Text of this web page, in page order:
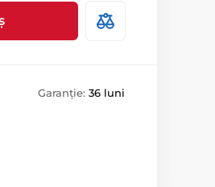
Garanție: 36 luni